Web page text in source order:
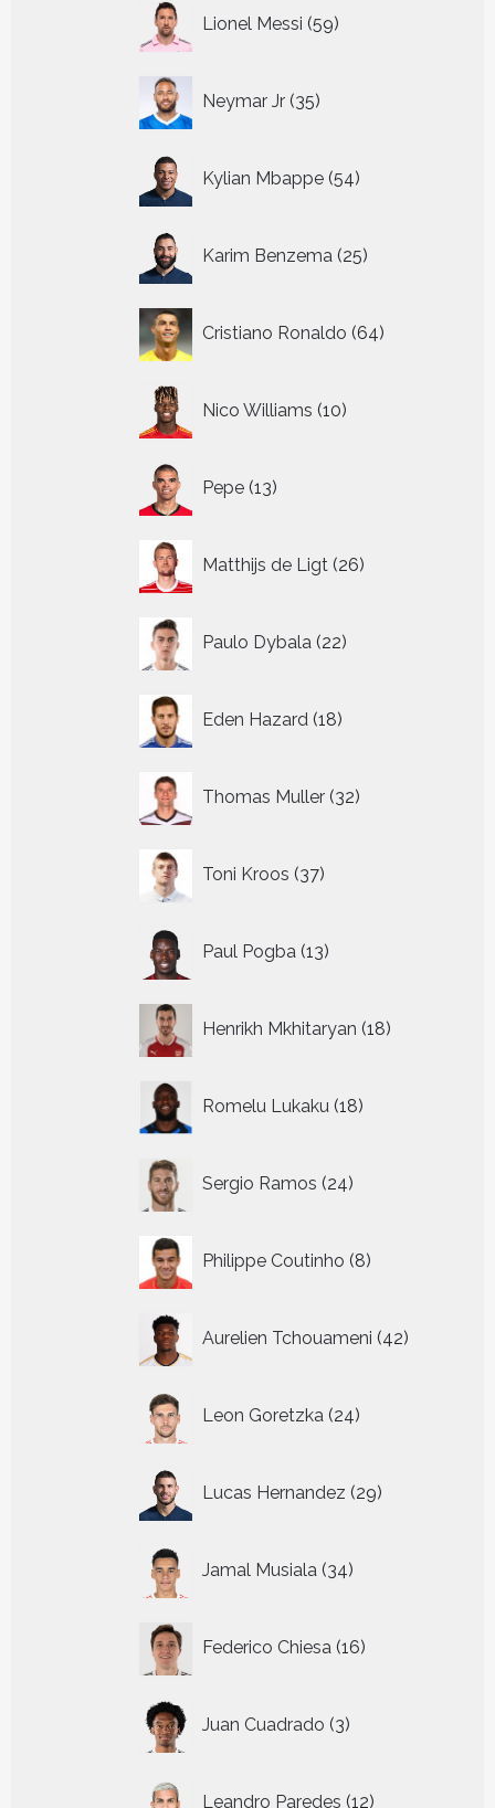
Lionel Messi 59
producten
Neymar Jr 35
producten
Kylian Mbappe 54
producten
Karim Benzema 25
producten
Cristiano Ronaldo 64
producten
Nico Williams 10
producten
Pepe 13
producten
Matthijs de Ligt 26
producten
Paulo Dybala 22
producten
Eden Hazard 18
producten
Thomas Muller 32
producten
Toni Kroos 37
producten
Paul Pogba 13
producten
Henrikh Mkhitaryan 18
producten
Romelu Lukaku 18
producten
Sergio Ramos 24
producten
Philippe Coutinho 8
producten
Aurelien Tchouameni 42
producten
Leon Goretzka 24
producten
Lucas Hernandez 29
producten
Jamal Musiala 34
producten
Federico Chiesa 16
producten
Juan Cuadrado 3
producten
Leandro Paredes 12